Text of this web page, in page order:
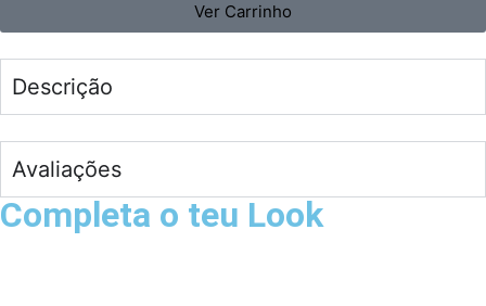
Ver Carrinho
Descrição
Avaliações
Completa o teu Look